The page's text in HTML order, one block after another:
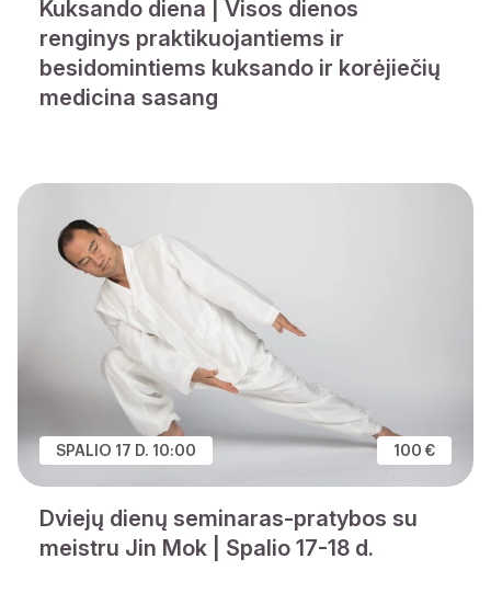
Kuksando diena | Visos dienos
renginys praktikuojantiems ir
besidomintiems kuksando ir korėjiečių
medicina sasang
SPALIO 17 D. 10:00 100 €
Dviejų dienų seminaras-pratybos su
meistru Jin Mok | Spalio 17-18 d.